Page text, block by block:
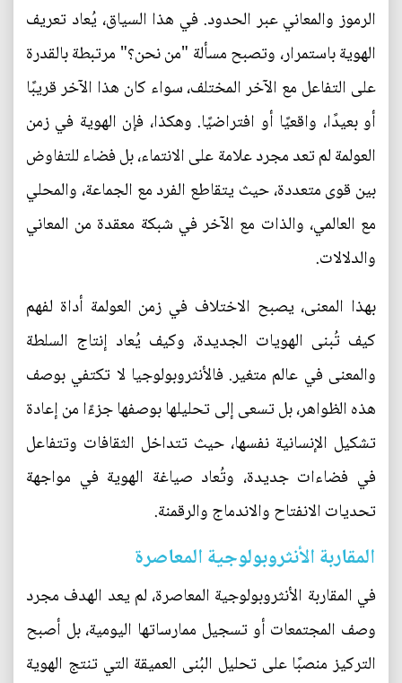
الرموز والمعاني عبر الحدود. في هذا السياق، يُعاد تعريف
الهوية باستمرار، وتصبح مسألة "من نحن؟" مرتبطة بالقدرة
على التفاعل مع الآخر المختلف، سواء كان هذا الآخر قريبًا
أو بعيدًا، واقعيًا أو افتراضيًا. وهكذا، فإن الهوية في زمن
العولمة لم تعد مجرد علامة على الانتماء، بل فضاء للتفاوض
بين قوى متعددة، حيث يتقاطع الفرد مع الجماعة، والمحلي
مع العالمي، والذات مع الآخر في شبكة معقدة من المعاني
والدلالات.
بهذا المعنى، يصبح الاختلاف في زمن العولمة أداة لفهم
كيف تُبنى الهويات الجديدة، وكيف يُعاد إنتاج السلطة
والمعنى في عالم متغير. فالأنثروبولوجيا لا تكتفي بوصف
هذه الظواهر، بل تسعى إلى تحليلها بوصفها جزءًا من إعادة
تشكيل الإنسانية نفسها، حيث تتداخل الثقافات وتتفاعل
في فضاءات جديدة، وتُعاد صياغة الهوية في مواجهة
تحديات الانفتاح والاندماج والرقمنة.
المقاربة الأنثروبولوجية المعاصرة
في المقاربة الأنثروبولوجية المعاصرة، لم يعد الهدف مجرد
وصف المجتمعات أو تسجيل ممارساتها اليومية، بل أصبح
التركيز منصبًا على تحليل البُنى العميقة التي تنتج الهوية